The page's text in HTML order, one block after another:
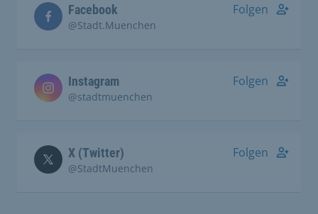
Facebook
@Stadt.Muenchen
Folgen
Instagram
@stadtmuenchen
Folgen
X (Twitter)
@StadtMuenchen
Folgen